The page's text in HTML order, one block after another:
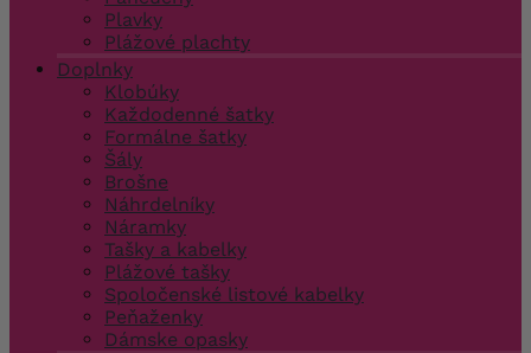
Plavky
Plážové plachty
Doplnky
Klobúky
Každodenné šatky
Formálne šatky
Šály
Brošne
Náhrdelníky
Náramky
Tašky a kabelky
Plážové tašky
Spoločenské listové kabelky
Peňaženky
Dámske opasky